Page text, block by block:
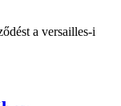
a versailles-i